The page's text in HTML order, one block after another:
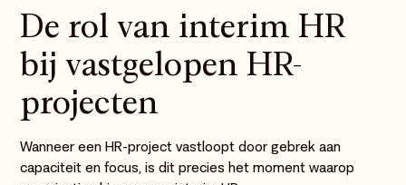
De rol van interim HR
bij vastgelopen HR-
projecten
Wanneer een HR-project vastloopt door gebrek aan
capaciteit en focus, is dit precies het moment waarop